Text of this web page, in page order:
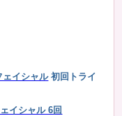
ェイシャル 初回トライ
イシャル 6回